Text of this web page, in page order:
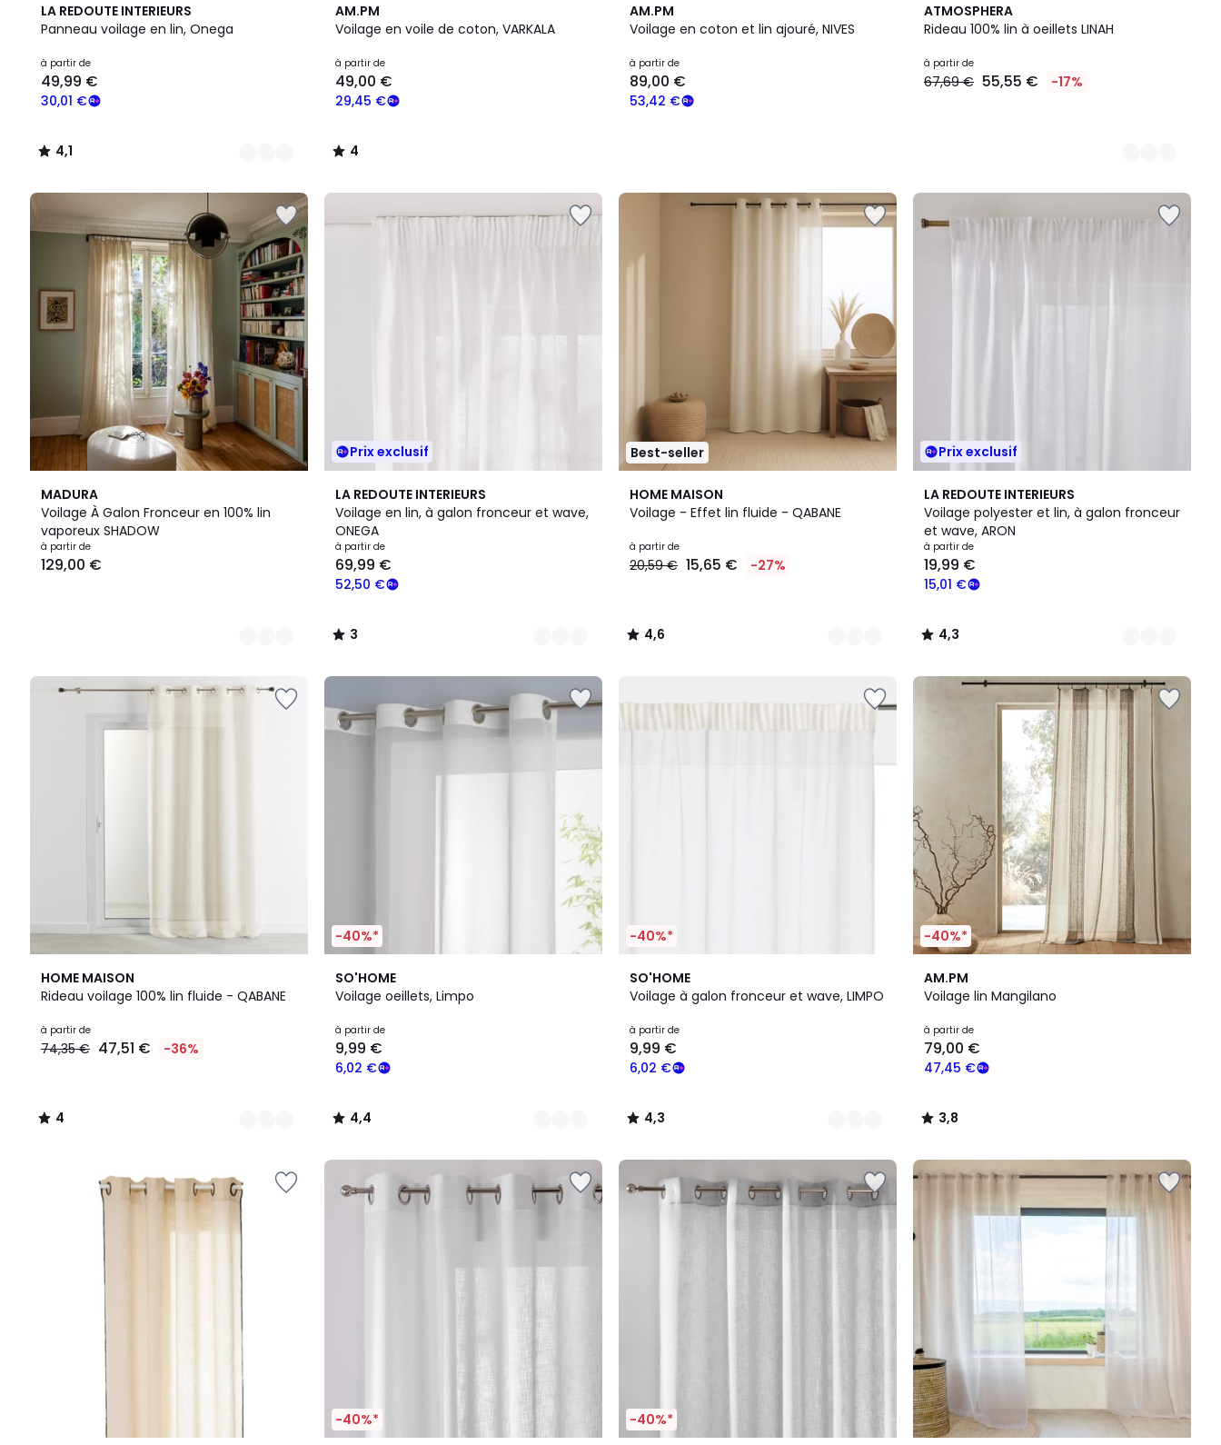
LA REDOUTE INTERIEURS
Panneau voilage en lin, Onega
à partir de
30,01 €
49,99 €
4,1
/ 5
4
Couleurs
4,1
/
AM.PM
Voilage en voile de coton, VARKALA
à partir de
29,45 €
49,00 €
4
/
4
/
AM.PM
Voilage en coton et lin ajouré, NIVES
à partir de
53,42 €
89,00 €
ATMOSPHERA
Rideau 100% lin à oeillets LINAH
à partir de
67,69 € 55,55 € -17%
5
Couleurs
MADURA
Voilage À Galon Fronceur en 100% lin
vaporeux SHADOW
à partir de
129,00 €
2
Couleurs
Prix exclusif
LA REDOUTE INTERIEURS
Voilage en lin, à galon fronceur et wave,
ONEGA
à partir de
52,50 €
69,99 €
3
/
5
4
Couleurs
3
/
Best-seller
HOME MAISON
Voilage - Effet lin fluide - QABANE
à partir de
20,59 € 15,65 € -27%
4,6
/ 5
5
Couleurs
4,6
/
Prix exclusif
LA REDOUTE INTERIEURS
Voilage polyester et lin, à galon fronceur
et wave, ARON
à partir de
15,01 €
19,99 €
4,3
/ 5
2
Couleurs
4,3
/
HOME MAISON
Rideau voilage 100% lin fluide - QABANE
à partir de
74,35 € 47,51 € -36%
4
/
2
Couleurs
4
/
-40%*
SO'HOME
Voilage oeillets, Limpo
à partir de
6,02 €
9,99 €
4,4
/ 5
2
Couleurs
4,4
/
-40%*
SO'HOME
Voilage à galon fronceur et wave, LIMPO
à partir de
6,02 €
9,99 €
4,3
/ 5
2
Couleurs
4,3
/
-40%*
AM.PM
Voilage lin Mangilano
à partir de
47,45 €
79,00 €
3,8
/ 5
3,8
/
-40%* -40%*